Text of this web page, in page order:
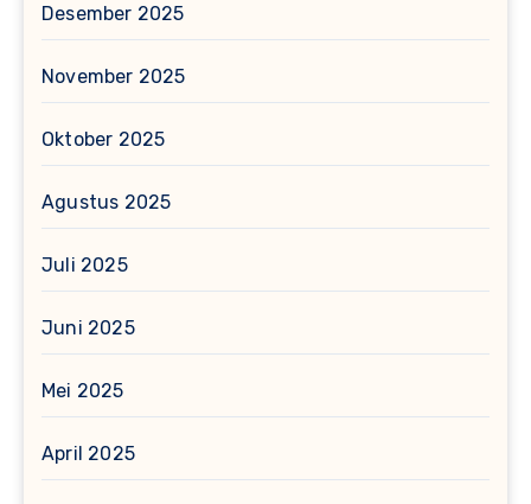
Desember 2025
November 2025
Oktober 2025
Agustus 2025
Juli 2025
Juni 2025
Mei 2025
April 2025